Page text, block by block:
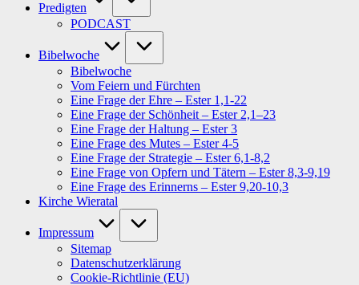
Predigten
PODCAST
Bibelwoche
Bibelwoche
Vom Feiern und Fürchten
Eine Frage der Ehre – Ester 1,1-22
Eine Frage der Schönheit – Ester 2,1–23
Eine Frage der Haltung – Ester 3
Eine Frage des Mutes – Ester 4-5
Eine Frage der Strategie – Ester 6,1-8,2
Eine Frage von Opfern und Tätern – Ester 8,3-9,19
Eine Frage des Erinnerns – Ester 9,20-10,3
Kirche Wieratal
Impressum
Sitemap
Datenschutzerklärung
Cookie-Richtlinie (EU)